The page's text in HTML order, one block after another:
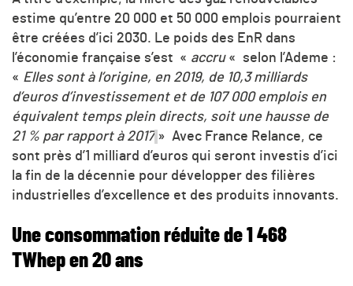
estime qu’entre 20 000 et 50 000 emplois pourraient
être créées d’ici 2030. Le poids des EnR dans
l’économie française s’est « accru« selon l’Ademe :
« Elles sont à l’origine, en 2019, de 10,3 milliards
d’euros d’investissement et de 107 000 emplois en
équivalent temps plein directs, soit une hausse de
21 % par rapport à 2017 » Avec France Relance, ce
sont près d’1 milliard d’euros qui seront investis d’ici
la fin de la décennie pour développer des filières
industrielles d’excellence et des produits innovants.
Une consommation réduite de 1 468
TWhep en 20 ans